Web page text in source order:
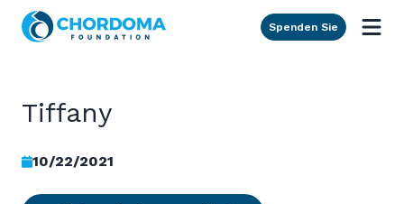
Skip to Main Content
Spenden Sie
Tiffany
10/22/2021